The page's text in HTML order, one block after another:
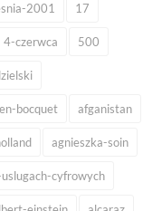
2001 17
4-czerwca 500
bocquet afganistan
agnieszka-soin
cyfrowych